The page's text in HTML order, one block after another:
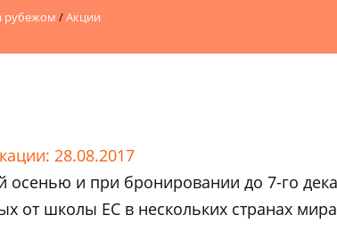
рубежом /Акции
28.08.2017
осенью и при бронировании до 7-го
от школы EC в нескольких странах